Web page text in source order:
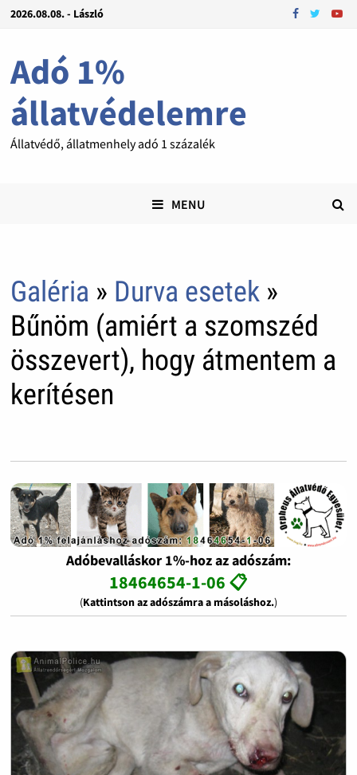
2026.08.08. - László
Adó 1%
állatvédelemre
Állatvédő, állatmenhely adó 1 százalék
MENU
Galéria » Durva esetek»
Bűnöm (amiért a szomszéd
összevert), hogy átmentem a
kerítésen
Adóbevalláskor 1%-hoz az adószám:
18464654-1-06 📋
(Kattintson az adószámra a másoláshoz.)